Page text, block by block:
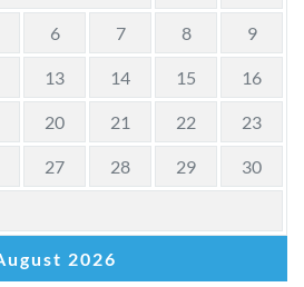
2026
6 7 8 9
13 14 15 16
20 21 22 23
27 28 29 30